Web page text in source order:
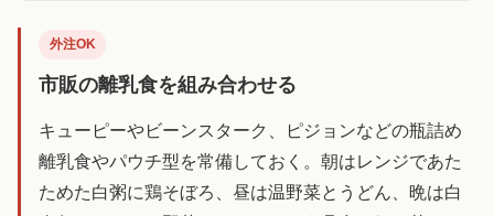
外注OK
市販の離乳食を組み合わせる
キューピーやビーンスターク、ピジョンなどの瓶詰め
離乳食やパウチ型を常備しておく。朝はレンジであた
ためた白粥に鶏そぼろ、昼は温野菜とうどん、晩は白